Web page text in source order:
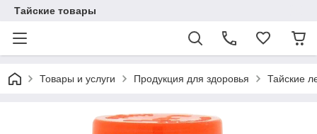
Тайские товары
Товары и услуги Продукция для здоровья Тайские